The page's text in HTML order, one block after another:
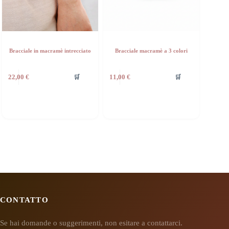
Bracciale in macramè intrecciato
22,00 € 🛒
Bracciale macramè a 3 colori
11,00 € 🛒
CONTATTO
Se hai domande o suggerimenti, non esitare a contattarci.